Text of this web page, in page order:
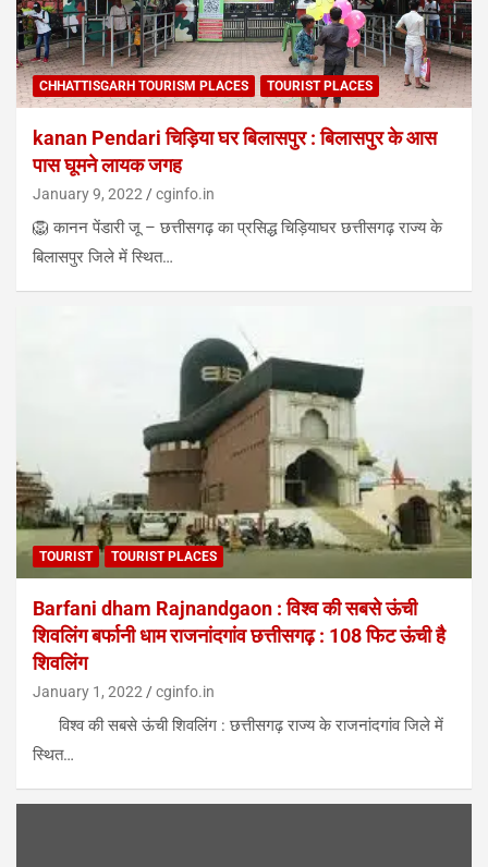
CHHATTISGARH TOURISM PLACES TOURIST PLACES
kanan Pendari चिड़िया घर बिलासपुर : बिलासपुर के आस
पास घूमने लायक जगह
January 9, 2022 cginfo.in
🦁 कानन पेंडारी जू – छत्तीसगढ़ का प्रसिद्ध चिड़ियाघर छत्तीसगढ़ राज्य के
बिलासपुर जिले में स्थित…
TOURIST TOURIST PLACES
Barfani dham Rajnandgaon : विश्व की सबसे ऊंची
शिवलिंग बर्फानी धाम राजनांदगांव छत्तीसगढ़ : 108 फिट ऊंची है
शिवलिंग
January 1, 2022 cginfo.in
विश्व की सबसे ऊंची शिवलिंग : छत्तीसगढ़ राज्य के राजनांदगांव जिले में
स्थित…